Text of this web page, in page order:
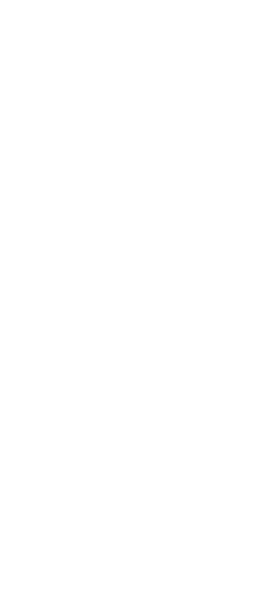
pour les modèles
La Belgique offre aussi
citadines et compactes
comparables, niveaux
locales.
d'entretien souvent
de véhicules récents.
courtier : conformité, TVA
technique.
IMPORTER
allemands, belges
des annonces vérifiées.